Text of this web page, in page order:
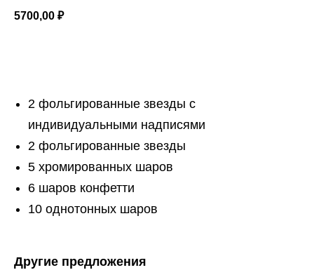
5700,00 ₽
2 фольгированные звезды с
индивидуальными надписями
2 фольгированные звезды
5 хромированных шаров
6 шаров конфетти
10 однотонных шаров
Другие предложения